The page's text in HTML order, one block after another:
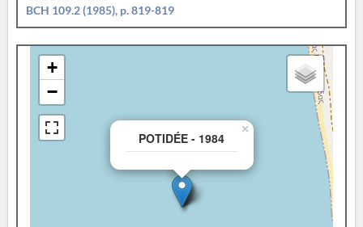
BCH 109.2 (1985), p. 819-819
POTIDÉE - 1984
×
+
−